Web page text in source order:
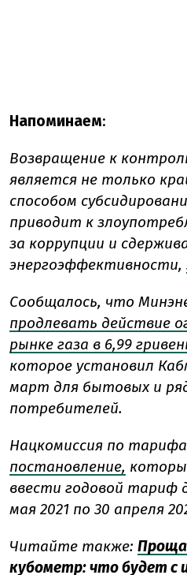
Напоминаем:
Возвращение к
является не только
способом
приводит к
за коррупции и
энергоэффективности,
Сообщалось, что
продлевать действие
рынке газа в 6,99
которое установил
март для бытовых и
потребителей.
Нацкомиссия по
постановление,
ввести годовой тариф
мая 2021 по 30 апреля
Читайте также:
кубометр: что будет с